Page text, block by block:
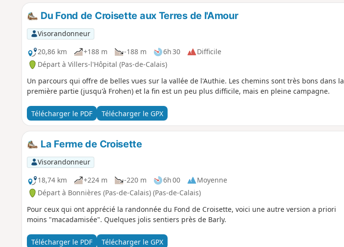
Du Fond de Croisette aux Terres de l'Amour
Visorandonneur
20,86 km
+188 m -188 m 6h 30
Difficile
Départ à Villers-l'Hôpital (Pas-de-Calais)
Un parcours qui offre de belles vues sur la vallée de l'Authie. Les chemins sont très bons dans la
première partie (jusqu'à Frohen) et la fin est un peu plus difficile, mais en pleine campagne.
Télécharger le PDF Télécharger le GPX
La Ferme de Croisette
Visorandonneur
18,74 km
+224 m -220 m 6h 00
Moyenne
Départ à Bonnières (Pas-de-Calais) (Pas-de-Calais)
Pour ceux qui ont apprécié la randonnée du Fond de Croisette, voici une autre version a priori
moins "macadamisée". Quelques jolis sentiers près de Barly.
Télécharger le PDF Télécharger le GPX